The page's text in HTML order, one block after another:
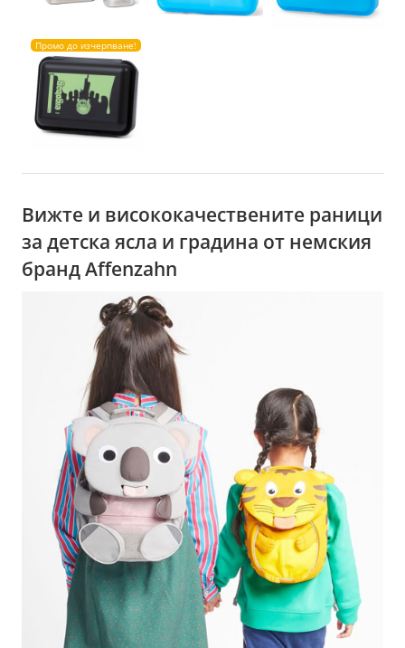
Промо до изчерпване!
Вижте и висококачествените раници
за детска ясла и градина от немския
бранд Affenzahn